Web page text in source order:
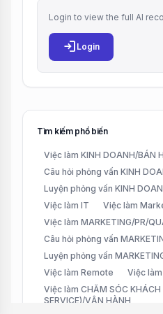
Login to view the full AI
login Login
Tìm kiếm phổ biến
Việc làm KINH DOANH/BÁN
Câu hỏi phỏng vấn KINH
Luyện phỏng vấn KINH
Việc làm IT
Việc làm
Việc làm MARKETING/PR/
Câu hỏi phỏng vấn
Luyện phỏng vấn
Việc làm Remote
Việc
Việc làm CHĂM SÓC KHÁCH
SERVICE)/VẬN HÀNH